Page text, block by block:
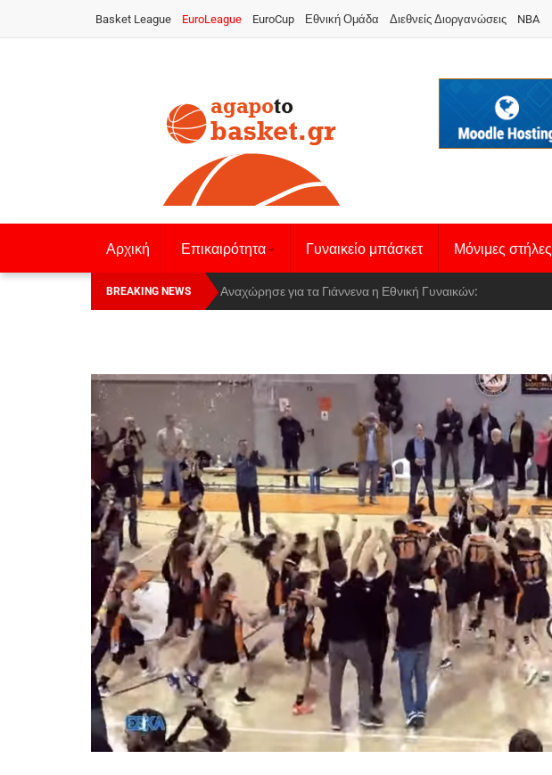
Basket League EuroLeague EuroCup Εθνική Ομάδα Διεθνείς Διοργανώσεις NBA
Αρχική Επικαιρότητα Γυναικείο μπάσκετ Μόνιμες στήλες
BREAKING NEWS Οι Πάνθηρες Καβάλας στην Women Basketball League 1
Αναχώρησε για τα Γιάννενα η Εθνική Γυναικών